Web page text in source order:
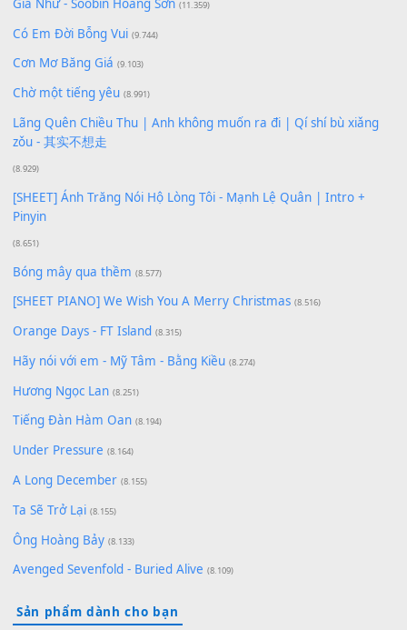
đăng nhập để gửi bình luận.
Buông bỏ sự phụ thuộc nơi anh (Pinyin)
Phép Màu (OST Đàn Cá Gỗ)
[SHEET PIANO] Happy Birthday
Giá Như - Soobin Hoàng Sơn
Có Em Đời Bỗng Vui
Cơn Mơ Băng Giá (9.103)
Chờ một tiếng yêu (8.991)
Lãng Quên Chiều Thu | Anh không muốn ra đi | Qí shí bù
zǒu - 其实不想走
(8.929)
[SHEET] Ánh Trăng Nói Hộ Lòng Tôi - Mạnh Lệ Quân | Intro +
Pinyin
Bóng mây qua thềm
[SHEET PIANO] We Wish You A Merry Christmas
Orange Days - FT Island (8.315)
Hãy nói với em - Mỹ Tâm - Bằng Kiều